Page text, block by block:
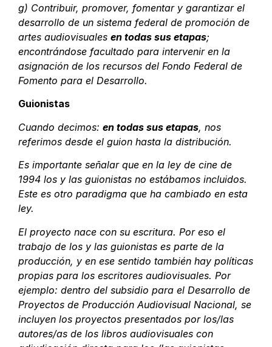
g) Contribuir, promover, fomentar y garantizar el
desarrollo de un sistema federal de promoción de
artes audiovisuales en todas sus etapas;
encontrándose facultado para intervenir en la
asignación de los recursos del Fondo Federal de
Fomento para el Desarrollo.
Guionistas
Cuando decimos: en todas sus etapas, nos
referimos desde el guion hasta la distribución.
Es importante señalar que en la ley de cine de
1994 los y las guionistas no estábamos incluidos.
Este es otro paradigma que ha cambiado en esta
ley.
El proyecto nace con su escritura. Por eso el
trabajo de los y las guionistas es parte de la
producción, y en ese sentido también hay políticas
propias para los escritores audiovisuales. Por
ejemplo: dentro del subsidio para el Desarrollo de
Proyectos de Producción Audiovisual Nacional, se
incluyen los proyectos presentados por los/las
autores/as de los libros audiovisuales con